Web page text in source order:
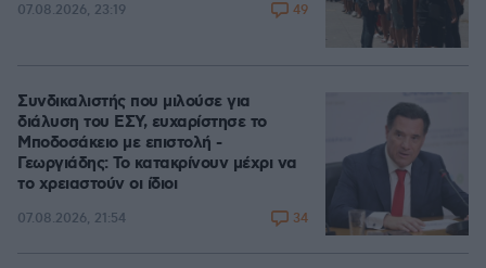
07.08.2026, 23:19 49
Συνδικαλιστής που μιλούσε για
διάλυση του ΕΣΥ, ευχαρίστησε το
Μποδοσάκειο με επιστολή -
Γεωργιάδης: Το κατακρίνουν μέχρι να
το χρειαστούν οι ίδιοι
07.08.2026, 21:54 34